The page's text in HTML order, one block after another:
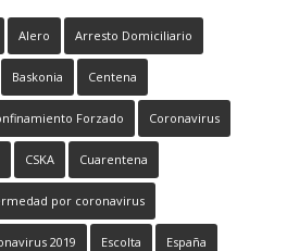
Alero Arresto Domiciliario
Baskonia Centena
Forzado Coronavirus
CSKA Cuarentena
por coronavirus
2019 Escolta España